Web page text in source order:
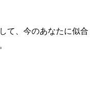
て、今のあなたに似合